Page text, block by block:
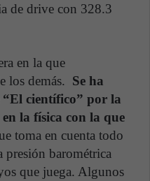
de drive con 328.3
en la que
los demás. Se ha
“El científico” por la
la física con la que
toma en cuenta todo
barométrica
que juega. Algunos